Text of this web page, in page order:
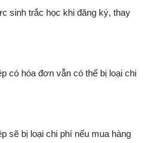
sinh trắc học khi đăng ký, thay
có hóa đơn vẫn có thể bị loại chi
sẽ bị loại chi phí nếu mua hàng